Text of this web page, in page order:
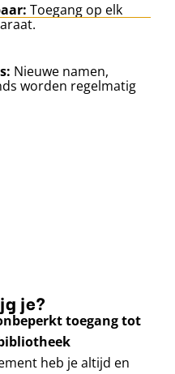
Toegang op elk
Nieuwe namen,
worden regelmatig
je?
toegang tot
heb je altijd en